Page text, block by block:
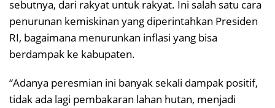
sebutnya, dari rakyat untuk rakyat. Ini salah satu cara
penurunan kemiskinan yang diperintahkan Presiden
RI, bagaimana menurunkan inflasi yang bisa
berdampak ke kabupaten.
“Adanya peresmian ini banyak sekali dampak positif,
tidak ada lagi pembakaran lahan hutan, menjadi